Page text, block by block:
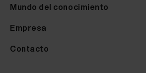
Mundo del conocimiento
Empresa
Contacto